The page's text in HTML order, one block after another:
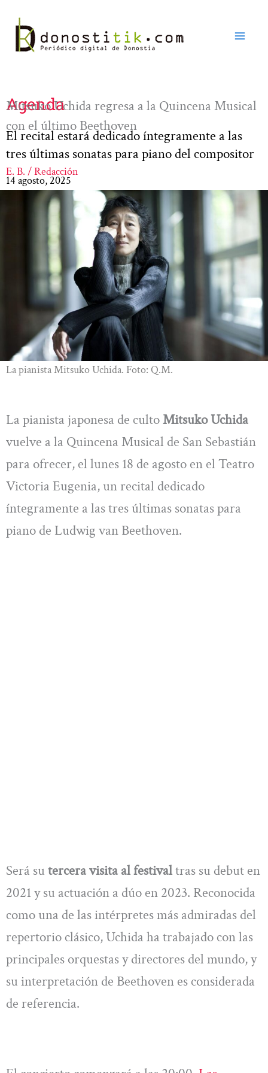
contenido
Agenda
Mitsuko Uchida regresa a la Quincena Musical
con el último Beethoven
El recital estará dedicado íntegramente a las
tres últimas sonatas para piano del compositor
E. B. / Redacción
14 agosto, 2025
La pianista Mitsuko Uchida. Foto: Q.M.
La pianista japonesa de cultoMitsuko Uchida
vuelve a la Quincena Musical de San Sebastián
para ofrecer, el lunes 18 de agosto en el Teatro
Victoria Eugenia, un recital dedicado
íntegramente a las tres últimas sonatas para
piano de Ludwig van Beethoven.
Será su tercera visita al festivaltras su debut en
2021 y su actuación a dúo en 2023. Reconocida
como una de las intérpretes más admiradas del
repertorio clásico, Uchida ha trabajado con las
principales orquestas y directores del mundo, y
su interpretación de Beethoven es considerada
de referencia.